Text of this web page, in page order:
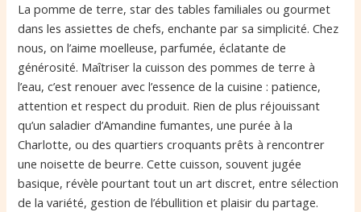
La pomme de terre, star des tables familiales ou gourmet
dans les assiettes de chefs, enchante par sa simplicité. Chez
nous, on l’aime moelleuse, parfumée, éclatante de
générosité. Maîtriser la cuisson des pommes de terre à
l’eau, c’est renouer avec l’essence de la cuisine : patience,
attention et respect du produit. Rien de plus réjouissant
qu’un saladier d’Amandine fumantes, une purée à la
Charlotte, ou des quartiers croquants prêts à rencontrer
une noisette de beurre. Cette cuisson, souvent jugée
basique, révèle pourtant tout un art discret, entre sélection
de la variété, gestion de l’ébullition et plaisir du partage.